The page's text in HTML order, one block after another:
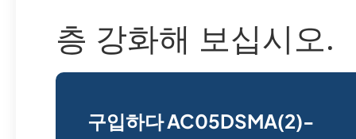
층 강화해 보십시오.
구입하다 AC05DSMA(2)-